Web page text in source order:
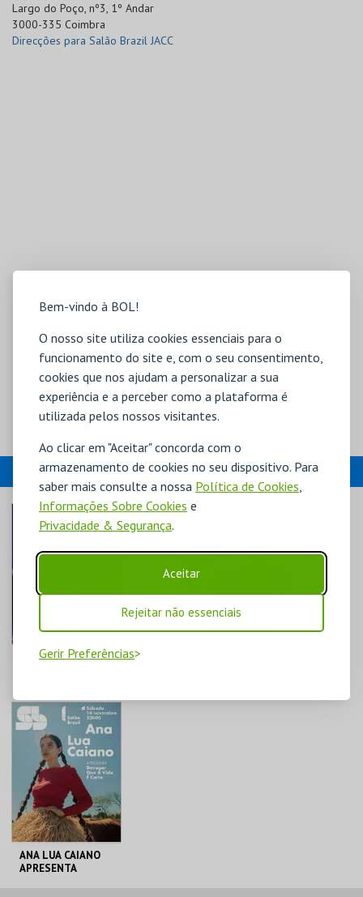
Bem-vindo à BOL!
O nosso site utiliza cookies essenciais para o
funcionamento do site e, com o seu consentimento,
cookies que nos ajudam a personalizar a sua
experiência e a perceber como a plataforma é
utilizada pelos nossos visitantes.
Ao clicar em "Aceitar" concorda com o
armazenamento de cookies no seu dispositivo. Para
saber mais consulte a nossa Política de Cookies
Informações Sobre Cookies e
Privacidade & Segurança.
Aceitar
Rejeitar não essenciais
Gerir Preferências
Largo do Poço, nº3, 1º Andar
3000-335 Coimbra
Direcções para Salão Brazil JACC
EVENTOS
TIM KLIPHUIS TRIO
SALÃO BRAZIL JACC
MAIS INFO
COMPRAR
ANA LUA CAIANO
APRESENTA